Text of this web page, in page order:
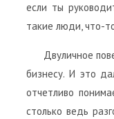
если ты
такие люди, что-
Двуличное
бизнесу. И это
отчетливо
столько ведь